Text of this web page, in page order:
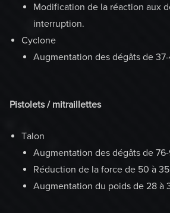
Modification de la réaction aux
interruption.
Cyclone
Augmentation des dégâts de
Pistolets / mitraillettes
Talon
Augmentation des dégâts de 76-
Réduction de la force de 50 à
Augmentation du poids de 28 à